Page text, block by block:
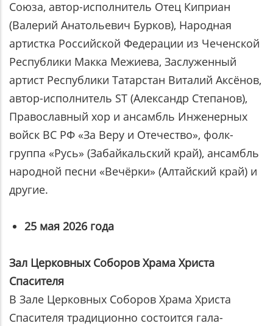
Союза, автор-исполнитель Отец Киприан
(Валерий Анатольевич Бурков), Народная
артистка Российской Федерации из Чеченской
Республики Макка Межиева, Заслуженный
артист Республики Татарстан Виталий Аксёнов,
автор-исполнитель ST (Александр Степанов),
Православный хор и ансамбль Инженерных
войск ВС РФ «За Веру и Отечество», фолк-
группа «Русь» (Забайкальский край), ансамбль
народной песни «Вечёрки» (Алтайский край) и
другие.
25 мая 2026 года
Зал Церковных Соборов Храма Христа
Спасителя
В Зале Церковных Соборов Храма Христа
Спасителя традиционно состоится гала-